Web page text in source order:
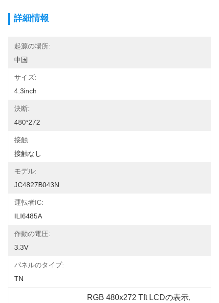
詳細情報
起源の場所:
中国
サイズ:
4.3inch
決断:
480*272
接触:
接触なし
モデル:
JC4827B043N
運転者IC:
ILI6485A
作動の電圧:
3.3V
パネルのタイプ:
TN
RGB 480x272 Tft LCDの表示,